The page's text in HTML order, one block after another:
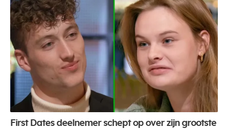
First Dates deelnemer schept op over zijn grootste